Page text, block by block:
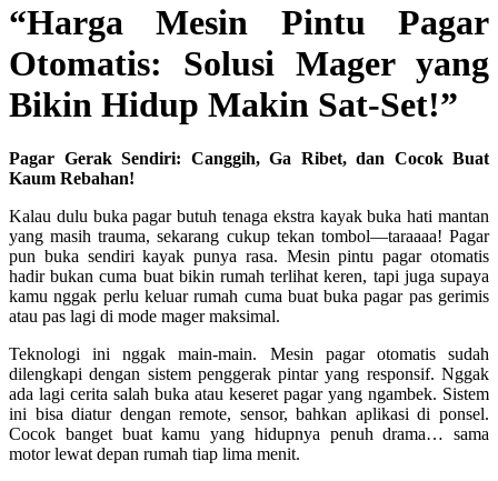
“Harga Mesin Pintu Pagar
Otomatis: Solusi Mager yang
Bikin Hidup Makin Sat-Set!”
Pagar Gerak Sendiri: Canggih, Ga Ribet, dan Cocok Buat
Kaum Rebahan!
Kalau dulu buka pagar butuh tenaga ekstra kayak buka hati mantan
yang masih trauma, sekarang cukup tekan tombol—taraaaa! Pagar
pun buka sendiri kayak punya rasa. Mesin pintu pagar otomatis
hadir bukan cuma buat bikin rumah terlihat keren, tapi juga supaya
kamu nggak perlu keluar rumah cuma buat buka pagar pas gerimis
atau pas lagi di mode mager maksimal.
Teknologi ini nggak main-main. Mesin pagar otomatis sudah
dilengkapi dengan sistem penggerak pintar yang responsif. Nggak
ada lagi cerita salah buka atau keseret pagar yang ngambek. Sistem
ini bisa diatur dengan remote, sensor, bahkan aplikasi di ponsel.
Cocok banget buat kamu yang hidupnya penuh drama… sama
motor lewat depan rumah tiap lima menit.